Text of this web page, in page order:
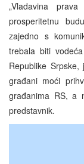
„Vladavina
prosperitetnu
zajedno s
trebala biti
Republike
građani moći
građanima RS, a
predstavnik.